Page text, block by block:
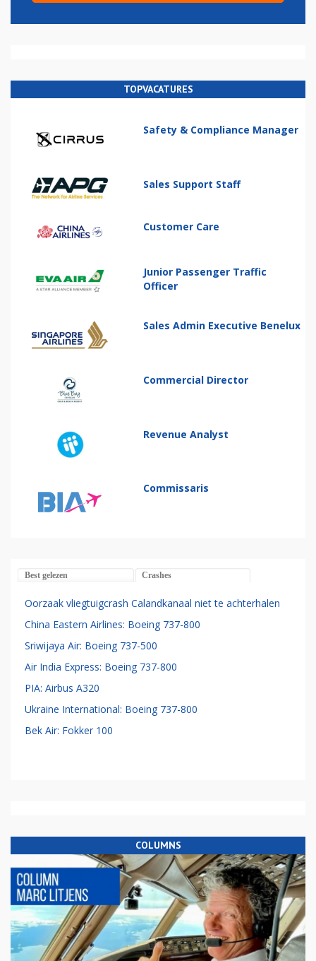
TOPVACATURES
Safety & Compliance Manager
Sales Support Staff
Customer Care
Junior Passenger Traffic
Officer
Sales Admin Executive Benelux
Commercial Director
Revenue Analyst
Commissaris
Best gelezen Crashes
Oorzaak vliegtuigcrash Calandkanaal niet te achterhalen
China Eastern Airlines: Boeing 737-800
Sriwijaya Air: Boeing 737-500
Air India Express: Boeing 737-800
PIA: Airbus A320
Ukraine International: Boeing 737-800
Bek Air: Fokker 100
COLUMNS